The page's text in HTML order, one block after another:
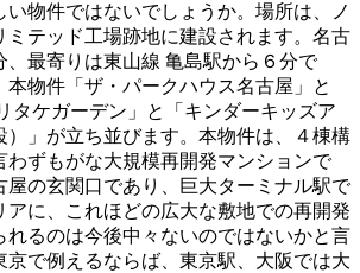
い物件ではないでしょうか。場所は、ノ
ミテッド工場跡地に建設されます。名古
、最寄りは東山線 亀島駅から６分で
物件「ザ・パークハウス名古屋」と
タケガーデン」と「キンダーキッズア
）」が立ち並びます。本物件は、４棟構
わずもがな大規模再開発マンションで
屋の玄関口であり、巨大ターミナル駅で
アに、これほどの広大な敷地での再開発
れるのは今後中々ないのではないかと言
京で例えるならば、東京駅、大阪では大